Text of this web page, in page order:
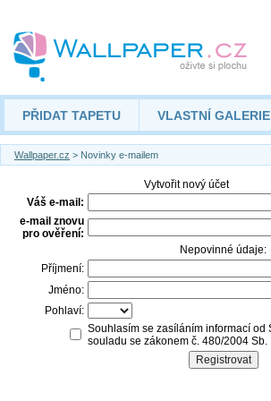
PŘIDAT TAPETU VLASTNÍ GALERIE
Wallpaper.cz > Novinky e-mailem